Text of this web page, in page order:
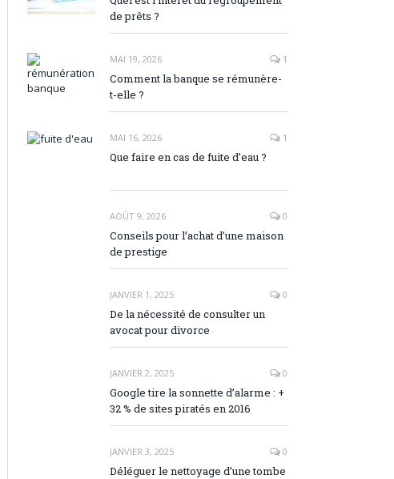
de prêts ?
MAI 19, 2026 1
Comment la banque se rémunère-
t-elle ?
MAI 16, 2026 1
Que faire en cas de fuite d’eau ?
AOÛT 9, 2026 0
Conseils pour l’achat d’une maison
de prestige
JANVIER 1, 2025 0
De la nécessité de consulter un
avocat pour divorce
JANVIER 2, 2025 0
Google tire la sonnette d’alarme : +
32 % de sites piratés en 2016
JANVIER 3, 2025 0
Déléguer le nettoyage d’une tombe